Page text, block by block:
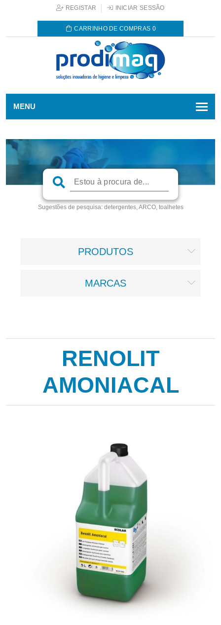
REGISTAR INICIAR SESSÃO
CARRINHO DE COMPRAS 0
MENU
Sugestões de pesquisa:detergentes, ARCO, toalhetes
PRODUTOS
MARCAS
RENOLIT
AMONIACAL